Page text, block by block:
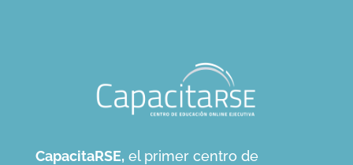
CapacitaRSE, el primer centro de